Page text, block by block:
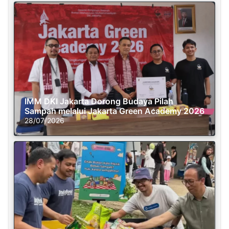
IMM DKI Jakarta Dorong Budaya Pilah
Sampah melalui Jakarta Green Academy 2026
28/07/2026